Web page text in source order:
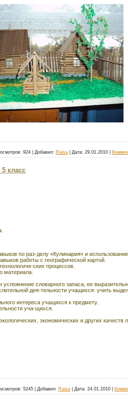
924 Добавил: Raisa Дата: 29.01.2010
класс
по раз-делу «Кулинария» и
работы с географической картой.
ских процессов.
материала.
словарного запаса, ее
дея-тельности учащихся: учить
интереса учащихся к предмету.
уча-щихся.
экономических и других качеств
5245 Добавил: Raisa Дата: 24.01.2010